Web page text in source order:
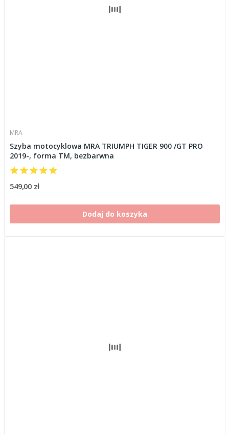
MRA
Szyba motocyklowa MRA TRIUMPH TIGER 900 /GT PRO
2019-, forma TM, bezbarwna
549,00 zł
Dodaj do koszyka